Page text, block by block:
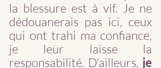
la blessure est à vif. Je ne
dédouanerais pas ici, ceux
qui ont trahi ma confiance,
je leur laisse la
responsabilité. D'ailleurs, je